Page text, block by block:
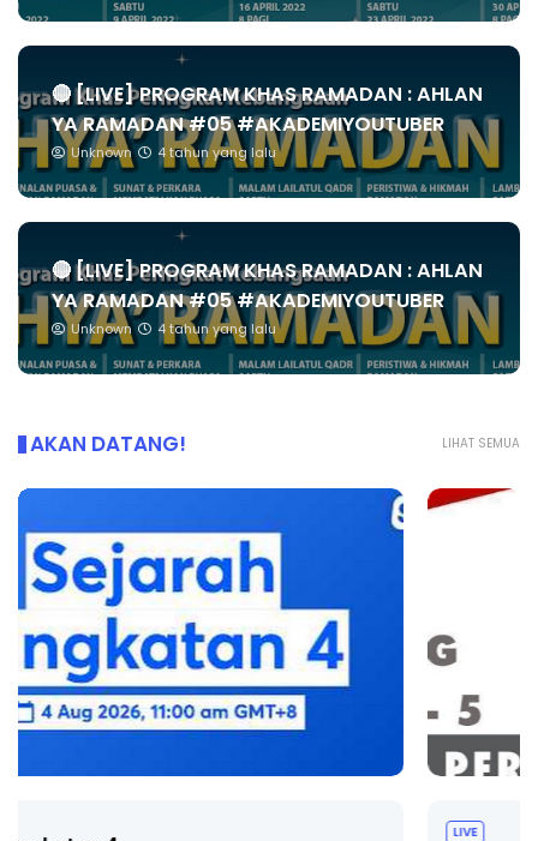
🔴 [LIVE] PROGRAM KHAS RAMADAN : AHLAN
YA RAMADAN #05 #AKADEMIYOUTUBER
Unknown 4 tahun yang lalu
🔴 [LIVE] PROGRAM KHAS RAMADAN : AHLAN
YA RAMADAN #05 #AKADEMIYOUTUBER
Unknown 4 tahun yang lalu
LIHAT SEMUA
AKAN DATANG!